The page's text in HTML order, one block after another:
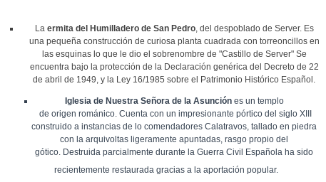
La ermita del Humilladero de San Pedro, del despoblado de Server. Es
una pequeña construcción de curiosa planta cuadrada con torreoncillos en
las esquinas lo que le dio el sobrenombre de "Castillo de Server" Se
encuentra bajo la protección de la Declaración genérica del Decreto de 22
de abril de 1949, y la Ley 16/1985 sobre el Patrimonio Histórico Español.
Iglesia de Nuestra Señora de la Asunción es un templo
de origen románico. Cuenta con un impresionante pórtico del siglo XIII
construido a instancias de lo comendadores Calatravos, tallado en piedra
con la arquivoltas ligeramente apuntadas, rasgo propio del
gótico. Destruida parcialmente durante la Guerra Civil Española ha sido
recientemente restaurada gracias a la aportación popular.